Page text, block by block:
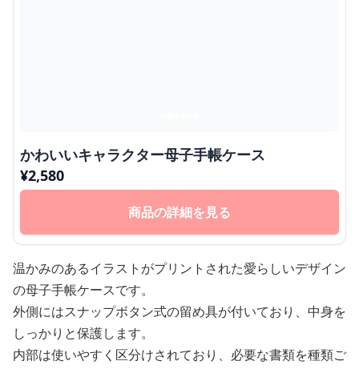
かわいいキャラクター母子手帳ケース
¥2,580
商品の詳細を見る
温かみのあるイラストがプリントされた愛らしいデザイン
の母子手帳ケースです。
外側にはスナップボタン式の留め具が付いており、中身を
しっかりと保護します。
内部は使いやすく区分けされており、必要な書類を種類ご